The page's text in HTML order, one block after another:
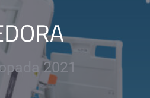
2021